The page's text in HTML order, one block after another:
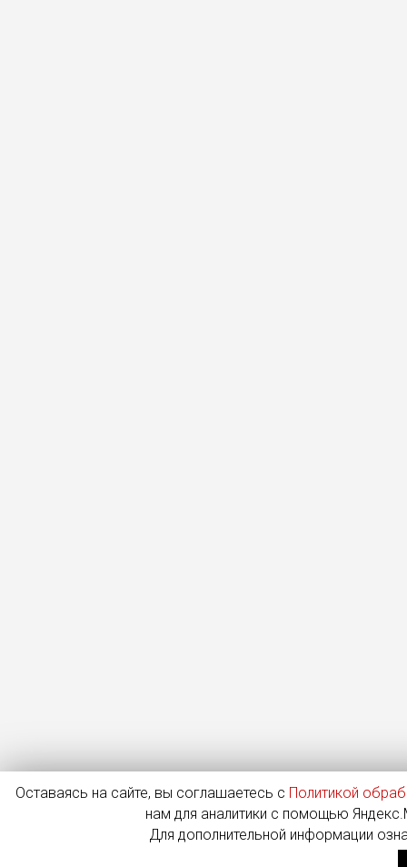
Оставаясь на сайте, вы соглашаетесь с Политикой
нам для аналитики с помощью
Для дополнительной информации